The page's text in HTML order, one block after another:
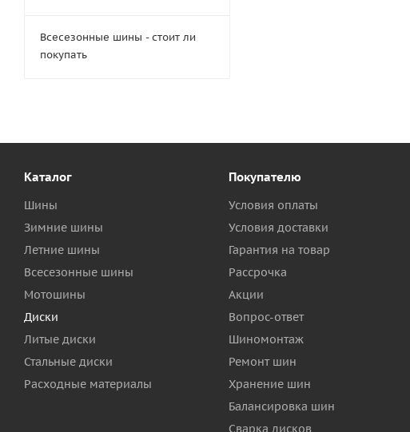
Всесезонные шины - стоит ли
покупать
Каталог
Шины
Зимние шины
Летние шины
Всесезонные шины
Мотошины
Диски
Литые диски
Стальные диски
Расходные материалы
Покупателю
Условия оплаты
Условия доставки
Гарантия на товар
Рассрочка
Акции
Вопрос-ответ
Шиномонтаж
Ремонт шин
Хранение шин
Балансировка шин
Сварка дисков